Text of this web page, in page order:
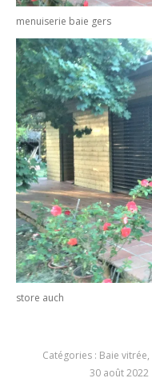
menuiserie baie gers
store auch
Catégories : Baie vitrée,
30 août 2022